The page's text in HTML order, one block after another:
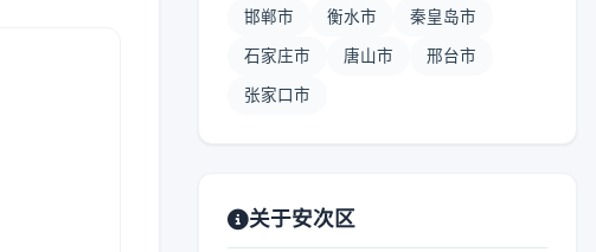
邯郸市 衡水市 秦皇岛市
石家庄市 唐山市 邢台市
张家口市
关于安次区